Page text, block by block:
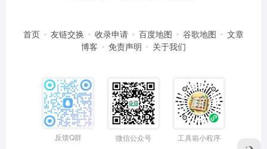
首页 友链交换 收录申请 百度地图 谷歌地图
文章
博客
免责声明 关于我们
反馈Q群 微信公众号 工具箱小程序